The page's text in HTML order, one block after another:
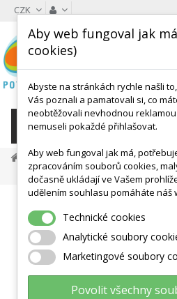
CZK
KATEGORIE
Míče, Válce, Hopsadla
Gymnic Plus 65 Cm BRQ Gymball
Aby web fungoval jak
cookies)
Abyste na stránkách rychle našli
Vás poznali a pamatovali si, co
neobtěžovali nevhodnou
nemuseli pokaždé přihlašovat.
Aby web fungoval jak má,
zpracováním souborů cookies,
dočasně ukládají ve Vašem
udělením souhlasu pomáháte náš
Technické cookies
Analytické soubory
Marketingové soubory
Povolit všechny